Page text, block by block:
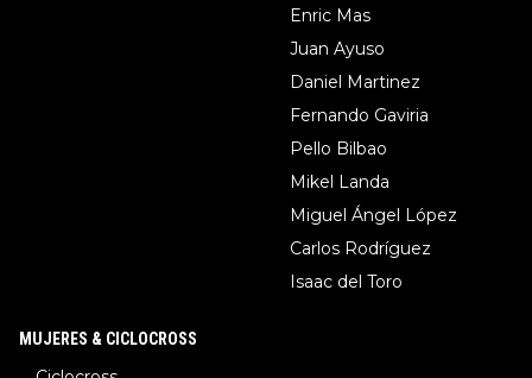
Enric Mas
Juan Ayuso
Daniel Martinez
Fernando Gaviria
Pello Bilbao
Mikel Landa
Miguel Ángel López
Carlos Rodríguez
Isaac del Toro
MUJERES & CICLOCROSS